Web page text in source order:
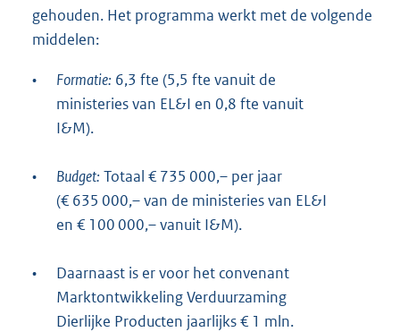
gehouden. Het programma werkt met de volgende
middelen:
• Formatie: 6,3 fte (5,5 fte vanuit de
ministeries van EL&I en 0,8 fte vanuit
I&M).
• Budget: Totaal € 735 000,– per jaar
(€ 635 000,– van de ministeries van EL&I
en € 100 000,– vanuit I&M).
•
Daarnaast is er voor het convenant
Marktontwikkeling Verduurzaming
Dierlijke Producten jaarlijks € 1 mln.